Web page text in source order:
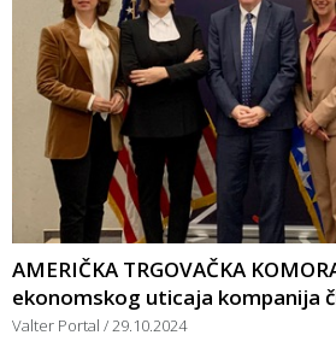
AMERIČKA TRGOVAČKA
ekonomskog uticaja kompanija
Valter Portal 29.10.2024